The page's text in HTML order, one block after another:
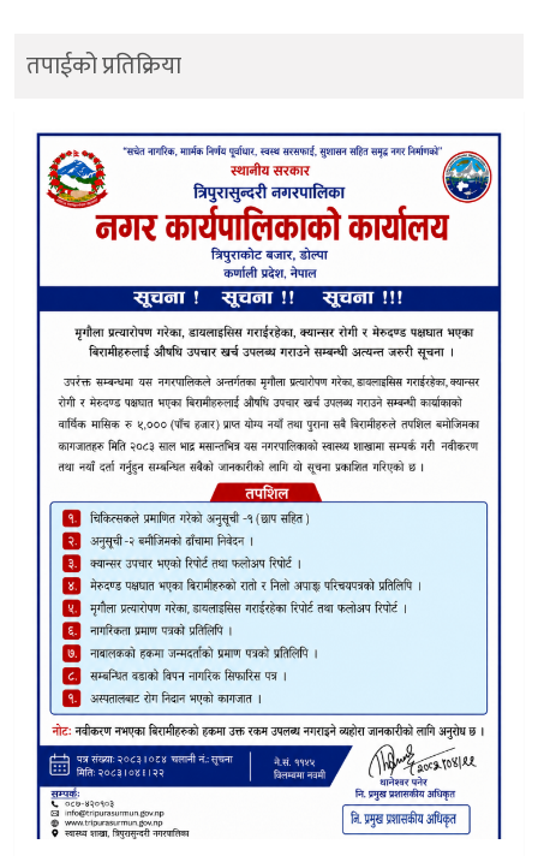
तपाईको प्रतिक्रिया